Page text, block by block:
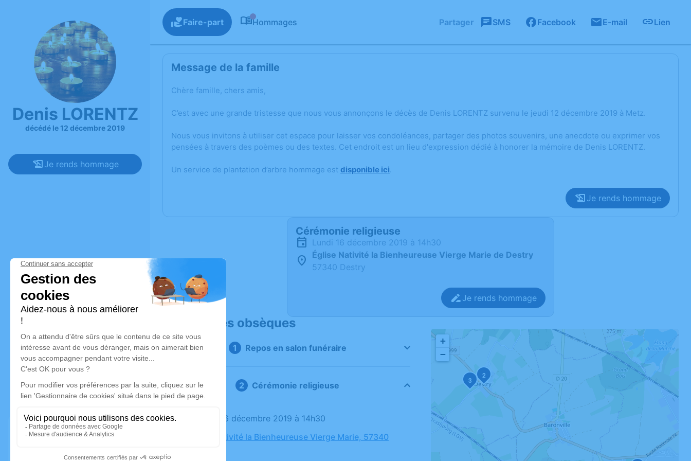
Denis LORENTZ
décédé le 12 décembre 2019
Je rends hommage
Faire-part Hommages Partager SMS Facebook E-mail Lien
Message de la famille
Chère famille, chers amis,
C’est avec une grande tristesse que nous vous annonçons le décès de Denis LORENTZ survenu le jeudi 12 décembre 2019 à Metz.
Nous vous invitons à utiliser cet espace pour laisser vos condoléances, partager des photos souvenirs, une anecdote ou exprimer vos
pensées à travers des poèmes ou des textes. Cet endroit est un lieu d'expression dédié à honorer la mémoire de Denis LORENTZ.
Un service de plantation d’arbre hommage est disponible ici.
Je rends hommage
Cérémonie religieuse
lundi 16 décembre 2019 à 14h30
Église Nativité la Bienheureuse Vierge Marie de Destry
57340 Destry
Je rends hommage
Déroulé des obsèques
Repos en salon funéraire
Cérémonie religieuse
Le lundi 16 décembre 2019 à 14h30
Église Nativité la Bienheureuse Vierge Marie, 57340
2
3
+
−